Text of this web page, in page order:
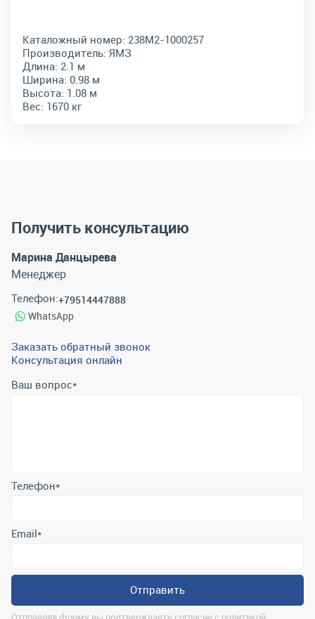
Каталожный номер: 238М2-1000257
Производитель: ЯМЗ
Длина: 2.1 м
Ширина: 0.98 м
Высота: 1.08 м
Вес: 1670 кг
Получить консультацию
Марина Данцырева
Менеджер
Телефон:+79514447888
WhatsApp
Заказать обратный звонок
Консультация онлайн
Ваш вопрос*
Отправляя форму вы подтверждаете согласие с
Контактная информация